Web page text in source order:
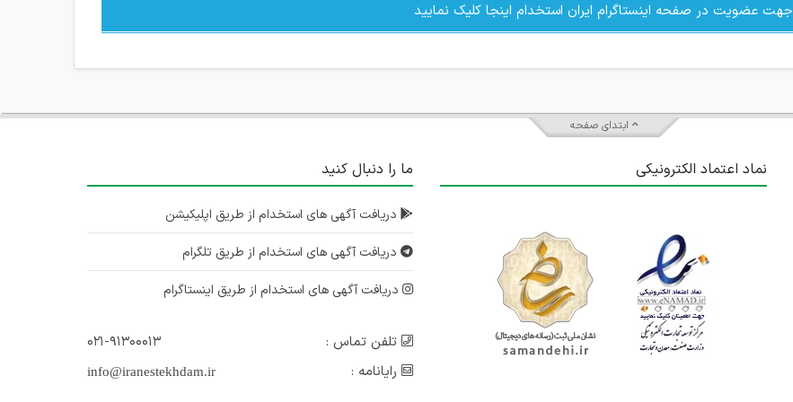
جهت عضویت در صفحه اینستاگرام ایران استخدام اینجا کلیک نمایید
ابتدای صفحه
نماد اعتماد الکترونیکی ما را دنبال کنید
دریافت آگهی های استخدام از طریق اپلیکیشن
دریافت آگهی های استخدام از طریق تلگرام
دریافت آگهی های استخدام از طریق اینستاگرام
تلفن تماس :
۰۲۱-۹۱۳۰۰۰۱۳
رایانامه :
info@iranestekhdam.ir